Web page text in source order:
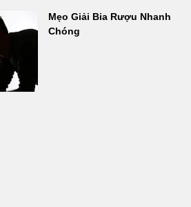
Mẹo Giải Bia Rượu Nhanh
Chóng